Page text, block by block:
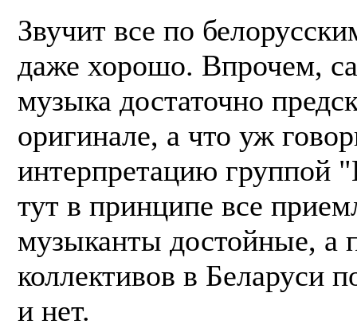
Звучит все по
даже хорошо. Впрочем,
музыка достаточно
оригинале, а что уж
интерпретацию группой
тут в принципе все
музыканты достойные, а
коллективов в Беларуси
и нет.